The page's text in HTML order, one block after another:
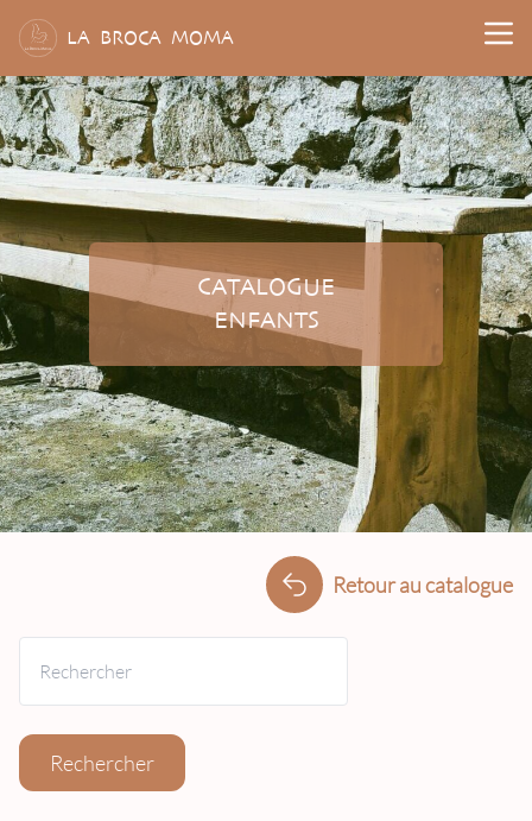
LA BROCA MOMA
CATALOGUE
ENFANTS
Retour au catalogue
Rechercher